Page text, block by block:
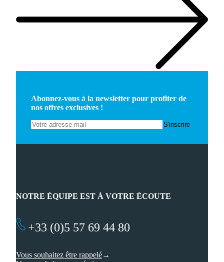
Abonnez-vous à la newsletter pour profiter de
nos offres exclusives !
NOTRE ÉQUIPE EST À VOTRE ÉCOUTE
+33 (0)5 57 69 44 80
Vous souhaitez être rappelé